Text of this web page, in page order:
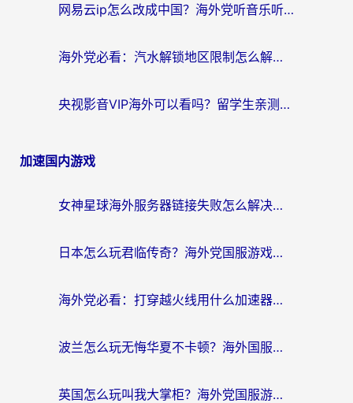
网易云ip怎么改成中国？海外党听音乐听书的无痛解决方案
海外党必看：汽水解锁地区限制怎么解除？3招解决国内影音&生活服务难题
央视影音VIP海外可以看吗？留学生亲测有效的回国加速器选择指南
加速国内游戏
女神星球海外服务器链接失败怎么解决？海外党国服游戏加速避坑指南
日本怎么玩君临传奇？海外党国服游戏加速避坑指南（附菲律宾欧洲玩家实测）
海外党必看：打穿越火线用什么加速器？解决延迟卡顿，还能玩奇妙拼图世界和第五人格
波兰怎么玩无悔华夏不卡顿？海外国服游戏加速器终极指南（附征途2萤火突击解决方案）
英国怎么玩叫我大掌柜？海外党国服游戏加速避坑指南（附实测推荐）